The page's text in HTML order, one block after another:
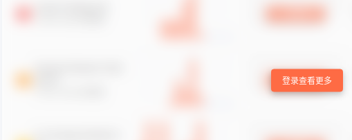
登录查看更多